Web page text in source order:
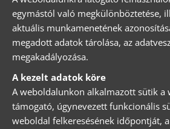
egymástól való megkülönböztetése,
aktuális munkamenetének
megadott adatok tárolása, az
megakadályozása.
A kezelt adatok köre
A weboldalunkon alkalmazott sütik a
támogató, úgynevezett funkcionális
weboldal felkeresésének időpontját,